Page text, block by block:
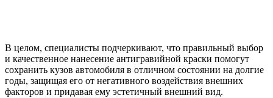
В целом, специалисты подчеркивают, что правильный выбор
и качественное нанесение антигравийной краски помогут
сохранить кузов автомобиля в отличном состоянии на долгие
годы, защищая его от негативного воздействия внешних
факторов и придавая ему эстетичный внешний вид.